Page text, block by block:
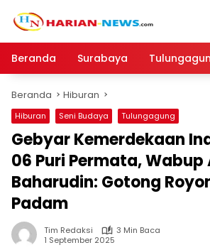
Beranda
Surabaya
Beranda Hiburan
Hiburan Seni Budaya Tulungagung
Gebyar Kemerdekaan
06 Puri Permata, Wabup
Baharudin: Gotong
Padam
Tim Redaksi
3 Min Baca
1 September 2025